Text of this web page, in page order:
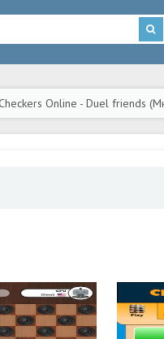
Online - Duel friends